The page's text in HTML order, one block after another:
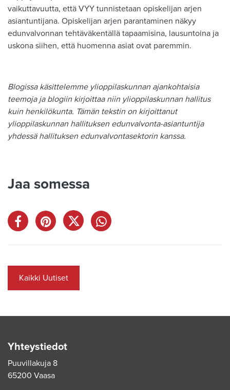
vaikuttavuutta, että VYY tunnistetaan opiskelijan arjen
asiantuntijana. Opiskelijan arjen parantaminen näkyy
edunvalvonnan tehtäväkentällä tapaamisina, lausuntoina ja
uskona siihen, että huomenna asiat ovat paremmin.
Blogissa käsittelemme ylioppilaskunnan ajankohtaisia
teemoja ja blogiin kirjoittaa niin ylioppilaskunnan hallitus
kuin henkilökunta. Tämän tekstin on kirjoittanut
ylioppilaskunnan hallituksen edunvalvonta-asiantuntija
yhdessä hallituksen edunvalvontasektorin kanssa.
Jaa somessa
Kaikki Uutiset
Yhteystiedot
Puuvillakuja 8
65200 Vaasa